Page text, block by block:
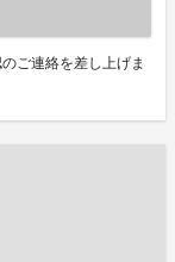
ご連絡を差し上げま